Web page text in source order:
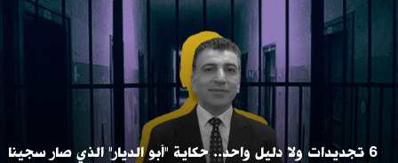
6 تجديدات ولا دليل واحد.. حكاية "أبو الديار" الذي صار سجينا